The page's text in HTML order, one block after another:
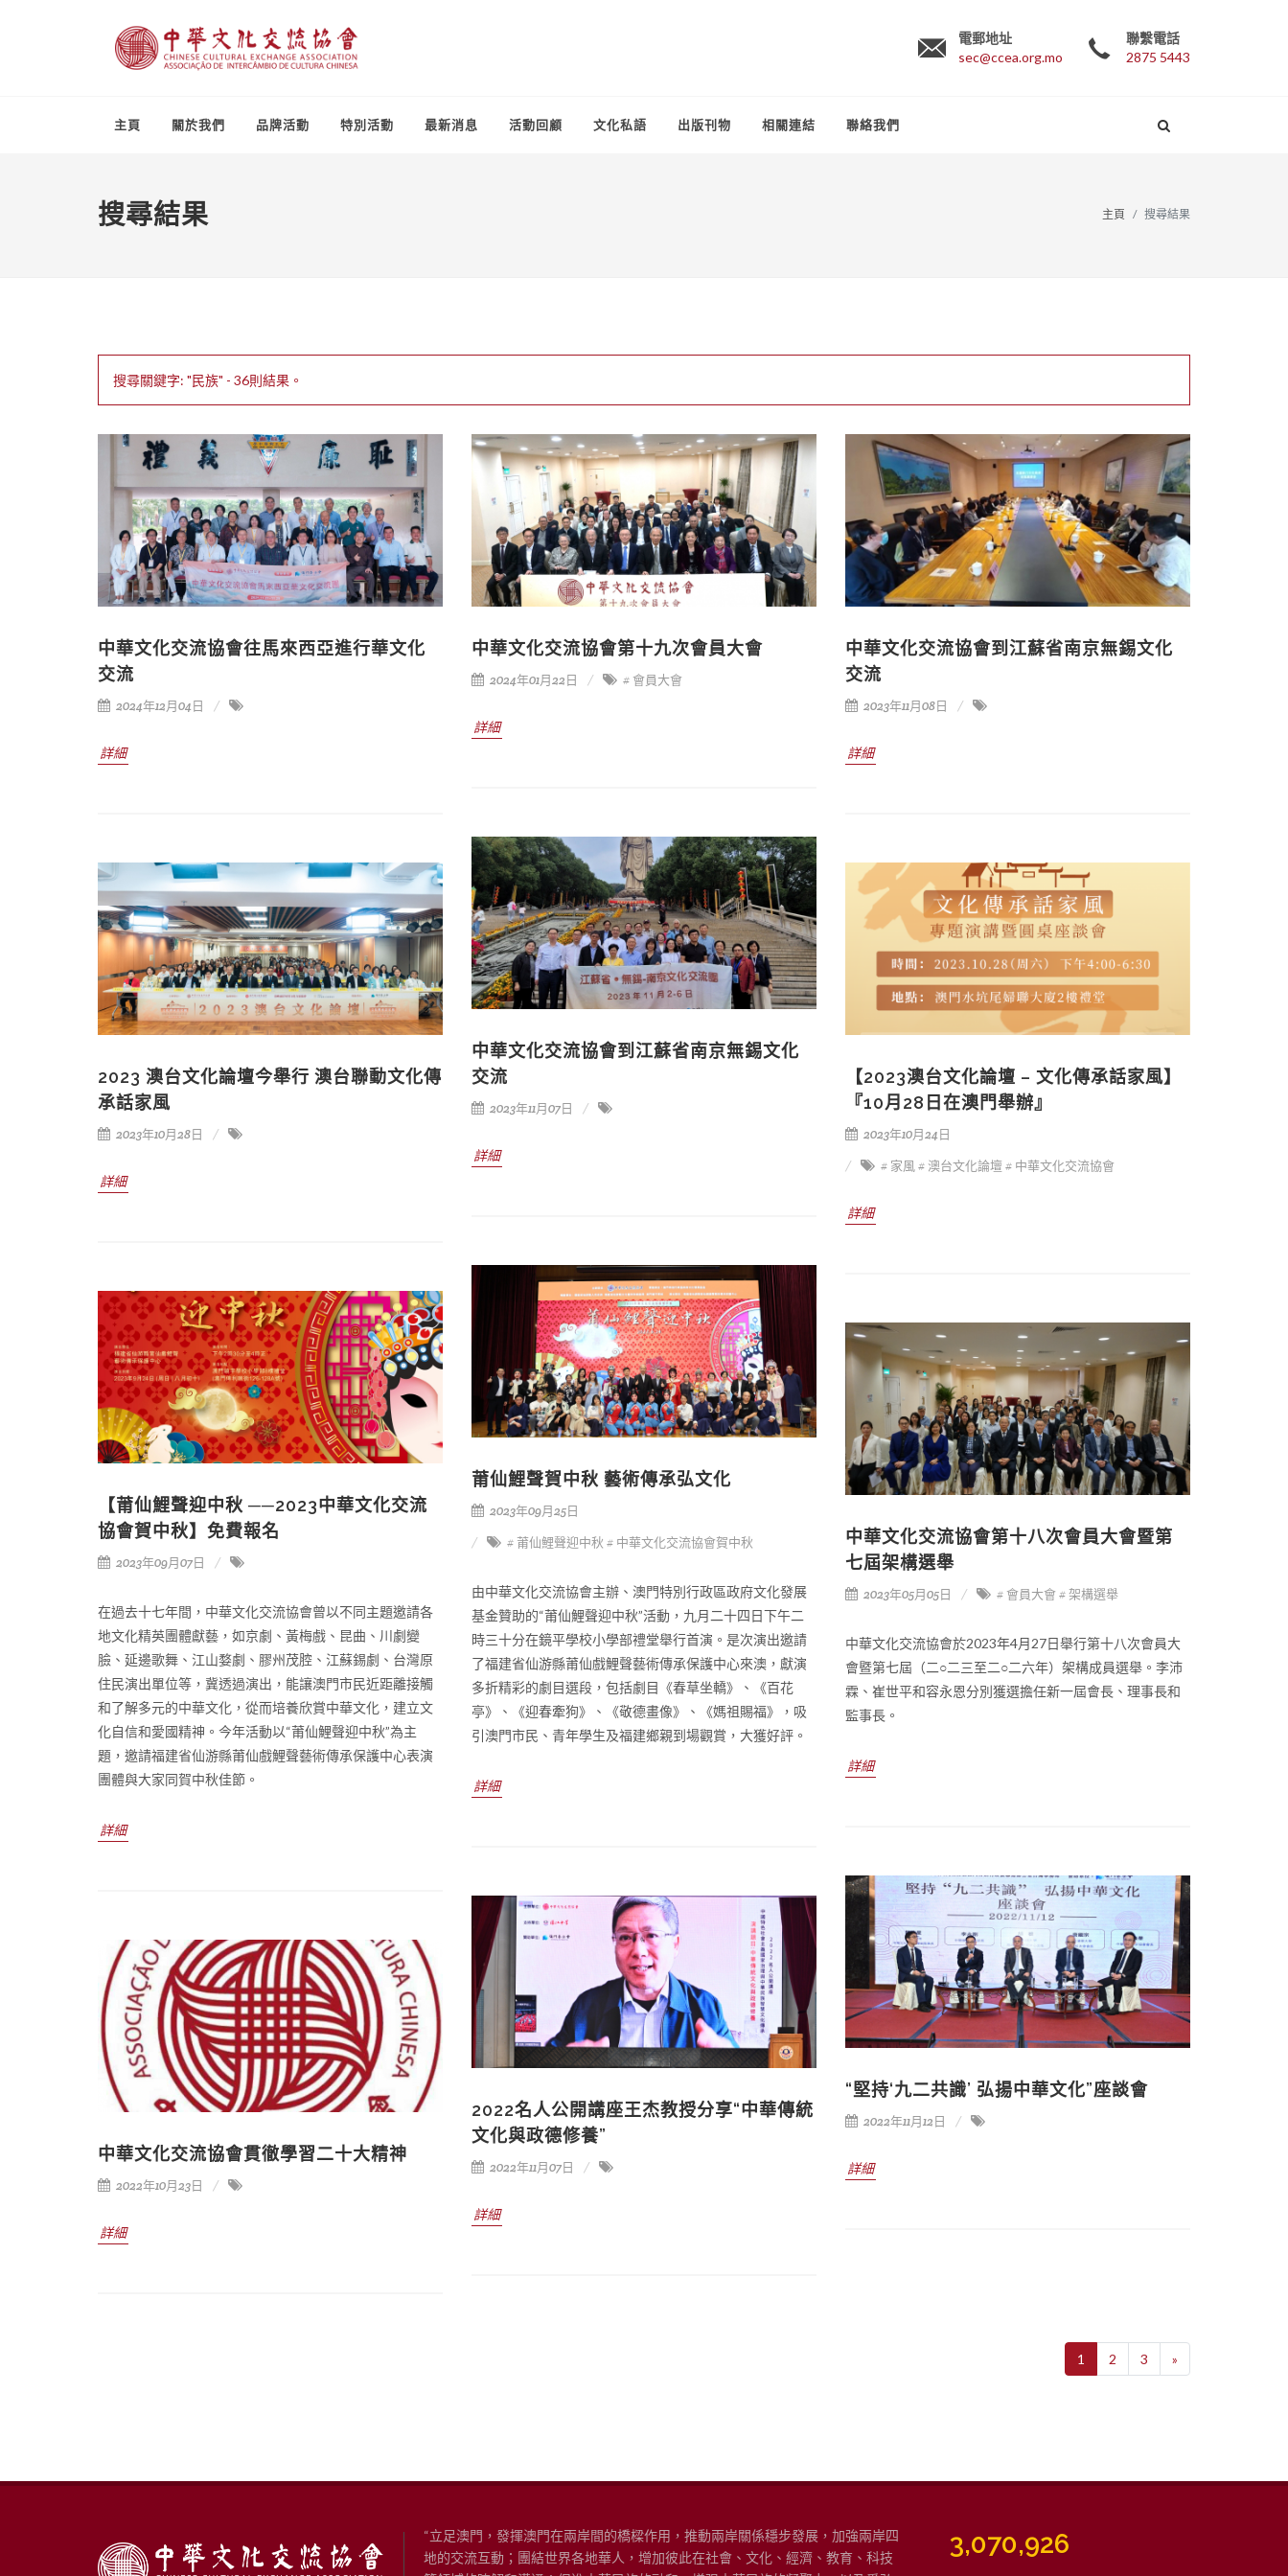
電郵地址
sec@ccea.org.mo
聯繫電話
2875 5443
主頁 關於我們 品牌活動 特別活動 最新消息 活動回顧 文化私語 出版刊物 相關連結 聯絡我們
搜尋結果 主頁 搜尋結果
搜尋關鍵字: "民族" - 36則結果。
中華文化交流協會往馬來西亞進行華文化
交流
2024年12月04日
詳細
中華文化交流協會第十九次會員大會
2024年01月22日 # 會員大會
詳細
中華文化交流協會到江蘇省南京無錫文化
交流
2023年11月08日
詳細
中華文化交流協會到江蘇省南京無錫文化
交流
2023年11月07日
詳細
2023 澳台文化論壇今舉行 澳台聯動文化傳
承話家風
2023年10月28日
詳細
【2023澳台文化論壇 – 文化傳承話家風】
『10月28日在澳門舉辦』
2023年10月24日
# 家風# 澳台文化論壇 # 中華文化交流協會
詳細
莆仙鯉聲賀中秋 藝術傳承弘文化
2023年09月25日
# 莆仙鯉聲迎中秋 # 中華文化交流協會賀中秋
由中華文化交流協會主辦、澳門特別行政區政府文化發展
基金贊助的“莆仙鯉聲迎中秋”活動，九月二十四日下午二
時三十分在鏡平學校小學部禮堂舉行首演。是次演出邀請
了福建省仙游縣莆仙戲鯉聲藝術傳承保護中心來澳，獻演
多折精彩的劇目選段，包括劇目《春草坐轎》、《百花
亭》、《迎春牽狗》、《敬德畫像》、《媽祖賜福》，吸
引澳門市民、青年學生及福建鄉親到場觀賞，大獲好評。
詳細
【莆仙鯉聲迎中秋 ──2023中華文化交流
協會賀中秋】免費報名
2023年09月07日
在過去十七年間，中華文化交流協會曾以不同主題邀請各
地文化精英團體獻藝，如京劇、黃梅戲、昆曲、川劇變
臉、延邊歌舞、江山婺劇、膠州茂腔、江蘇錫劇、台灣原
住民演出單位等，冀透過演出，能讓澳門市民近距離接觸
和了解多元的中華文化，從而培養欣賞中華文化，建立文
化自信和愛國精神。今年活動以“莆仙鯉聲迎中秋”為主
題，邀請福建省仙游縣莆仙戲鯉聲藝術傳承保護中心表演
團體與大家同賀中秋佳節。
詳細
中華文化交流協會第十八次會員大會暨第
七屆架構選舉
2023年05月05日 # 會員大會# 架構選舉
中華文化交流協會於2023年4月27日舉行第十八次會員大
會暨第七屆（二○二三至二○二六年）架構成員選舉。李沛
霖、崔世平和容永恩分別獲選擔任新一屆會長、理事長和
監事長。
詳細
“堅持‘九二共識’ 弘揚中華文化”座談會
2022年11月12日
詳細
2022名人公開講座王杰教授分享“中華傳統
文化與政德修養”
2022年11月07日
詳細
中華文化交流協會貫徹學習二十大精神
2022年10月23日
詳細
1 2 3 »
“立足澳門，發揮澳門在兩岸間的橋樑作用，推動兩岸關係穩步發展，加強兩岸四
地的交流互動；團結世界各地華人，增加彼此在社會、文化、經濟、教育、科技
3,764,350